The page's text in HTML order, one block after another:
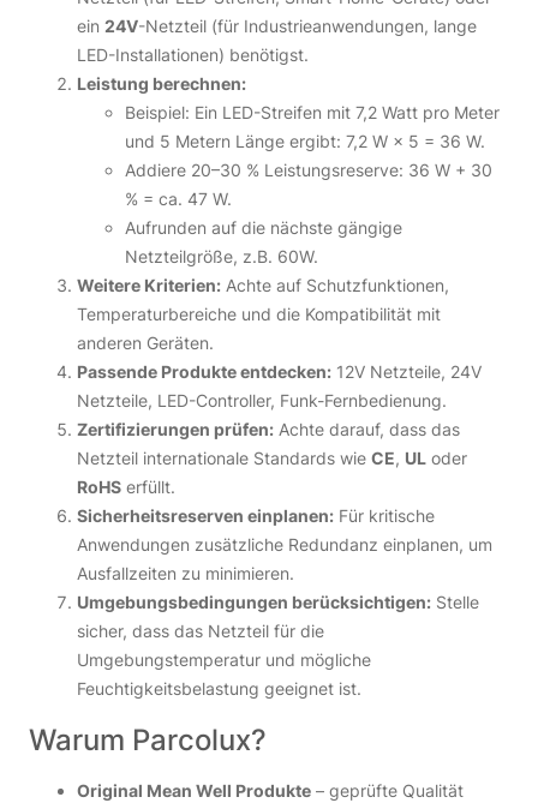
ein 24V-Netzteil (für Industrieanwendungen, lange
LED-Installationen) benötigst.
Leistung berechnen:
Beispiel: Ein LED-Streifen mit 7,2 Watt pro Meter
und 5 Metern Länge ergibt: 7,2 W × 5 = 36 W.
Addiere 20–30 % Leistungsreserve: 36 W + 30
% = ca. 47 W.
Aufrunden auf die nächste gängige
Netzteilgröße, z.B. 60W.
Weitere Kriterien: Achte auf Schutzfunktionen,
Temperaturbereiche und die Kompatibilität mit
anderen Geräten.
Passende Produkte entdecken: 12V Netzteile, 24V
Netzteile, LED-Controller, Funk-Fernbedienung.
Zertifizierungen prüfen: Achte darauf, dass das
Netzteil internationale Standards wie CE, UL oder
RoHS erfüllt.
Sicherheitsreserven einplanen: Für kritische
Anwendungen zusätzliche Redundanz einplanen, um
Ausfallzeiten zu minimieren.
Umgebungsbedingungen berücksichtigen: Stelle
sicher, dass das Netzteil für die
Umgebungstemperatur und mögliche
Feuchtigkeitsbelastung geeignet ist.
Warum Parcolux?
Original Mean Well Produkte – geprüfte Qualität